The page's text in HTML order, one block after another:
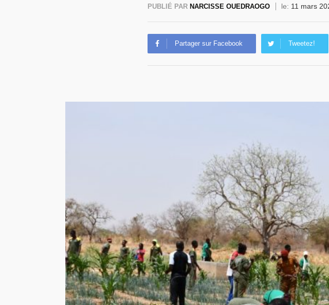
PUBLIÉ PAR NARCISSE OUEDRAOGO le: 11 mars
Partager sur Facebook Tweetez!